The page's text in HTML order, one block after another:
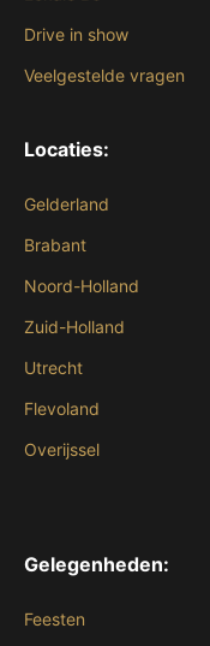
Drive in show
Veelgestelde vragen
Locaties:
Gelderland
Brabant
Noord-Holland
Zuid-Holland
Utrecht
Flevoland
Overijssel
Gelegenheden:
Feesten